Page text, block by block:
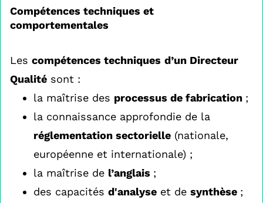
Compétences techniques et
comportementales
Les compétences techniques d’un Directeur
Qualité sont :
la maîtrise des processus de fabrication ;
la connaissance approfondie de la
réglementation sectorielle (nationale,
européenne et internationale) ;
la maîtrise de l’anglais ;
des capacités d'analyse et de synthèse ;